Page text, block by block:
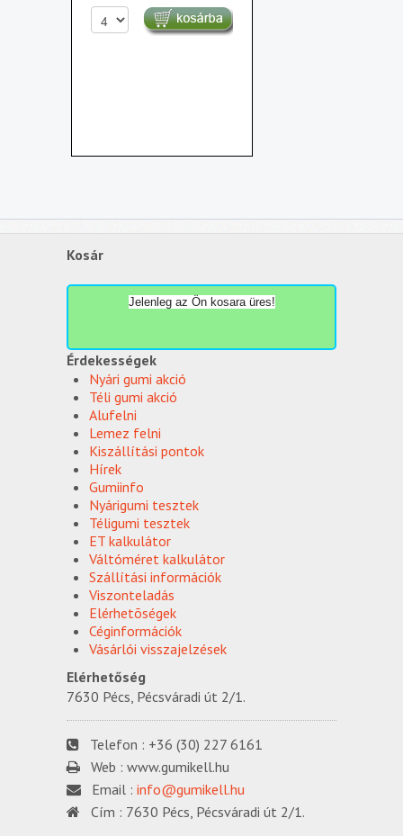
Kosár
Jelenleg az Ön kosara üres!
Érdekességek
Nyári gumi akció
Téli gumi akció
Alufelni
Lemez felni
Kiszállítási pontok
Hírek
Gumiinfo
Nyárigumi tesztek
Téligumi tesztek
ET kalkulátor
Váltóméret kalkulátor
Szállítási információk
Viszonteladás
Elérhetõségek
Céginformációk
Vásárlói visszajelzések
Elérhetőség
7630 Pécs, Pécsváradi út 2/1.
Telefon : +36 (30) 227 6161
Web : www.gumikell.hu
Email : info@gumikell.hu
Cím : 7630 Pécs, Pécsváradi út 2/1.